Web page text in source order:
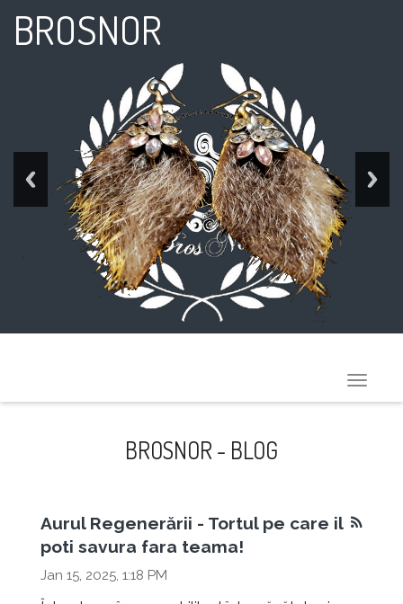
BROSNOR
Toggle
BROSNOR - BLOG
Aurul Regenerării - Tortul pe care il
poti savura fara teama!
Jan 15, 2025, 1:18 PM